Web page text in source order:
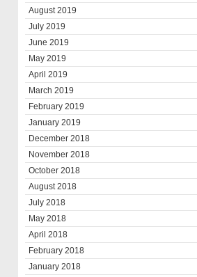
August 2019
July 2019
June 2019
May 2019
April 2019
March 2019
February 2019
January 2019
December 2018
November 2018
October 2018
August 2018
July 2018
May 2018
April 2018
February 2018
January 2018